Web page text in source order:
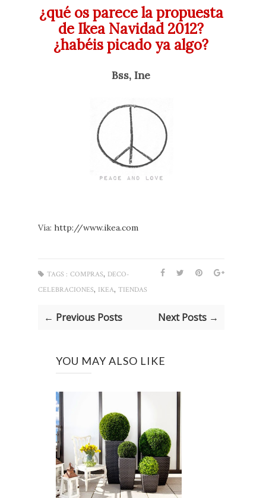
¿qué os parece la propuesta
de Ikea Navidad 2012?
¿habéis picado ya algo?
Bss, Ine
Vía: http://www.ikea.com
TAGS : COMPRAS, DECO-
CELEBRACIONES, IKEA, TIENDAS
← Previous Posts Next Posts →
YOU MAY ALSO LIKE